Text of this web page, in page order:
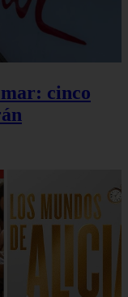
cinco